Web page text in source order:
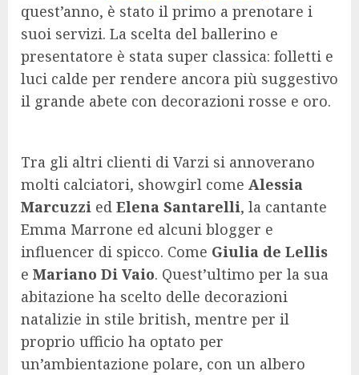
quest’anno, è stato il primo a prenotare i
suoi servizi. La scelta del ballerino e
presentatore è stata super classica: folletti e
luci calde per rendere ancora più suggestivo
il grande abete con decorazioni rosse e oro.
Tra gli altri clienti di Varzi si annoverano
molti calciatori, showgirl come Alessia
Marcuzzi ed Elena Santarelli, la cantante
Emma Marrone ed alcuni blogger e
influencer di spicco. Come Giulia de Lellis
e Mariano Di Vaio. Quest’ultimo per la sua
abitazione ha scelto delle decorazioni
natalizie in stile british, mentre per il
proprio ufficio ha optato per
un’ambientazione polare, con un albero